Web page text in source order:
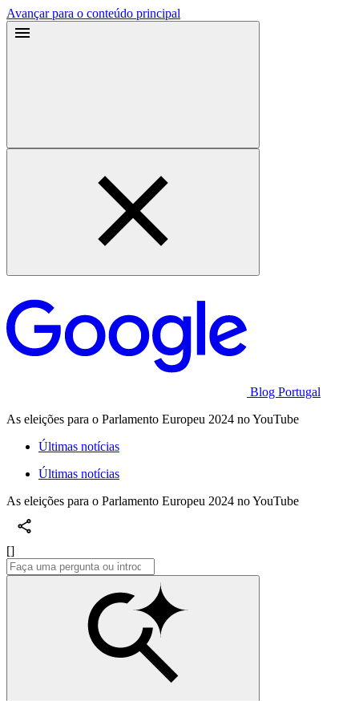
Avançar para o conteúdo principal
Blog Portugal
As eleições para o Parlamento Europeu 2024 no YouTube
Últimas notícias
Últimas notícias
As eleições para o Parlamento Europeu 2024 no YouTube
[]